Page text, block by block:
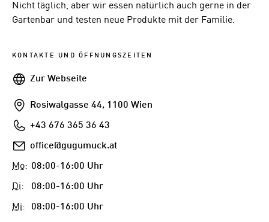
Nicht täglich, aber wir essen natürlich auch gerne in der
Gartenbar und testen neue Produkte mit der Familie.
KONTAKTE UND ÖFFNUNGSZEITEN
WebseiteZur Webseite
AddresseRosiwalgasse 44, 1100 Wien
Telefon+43 676 365 36 43
E-
office@gugumuck.at
Mo: 08:00-16:00 Uhr
Di: 08:00-16:00 Uhr
Mi: 08:00-16:00 Uhr